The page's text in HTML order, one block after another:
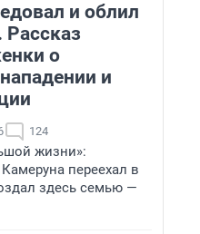
и облил
Рассказ
о
и
124
жизни»:
переехал в
здесь семью —